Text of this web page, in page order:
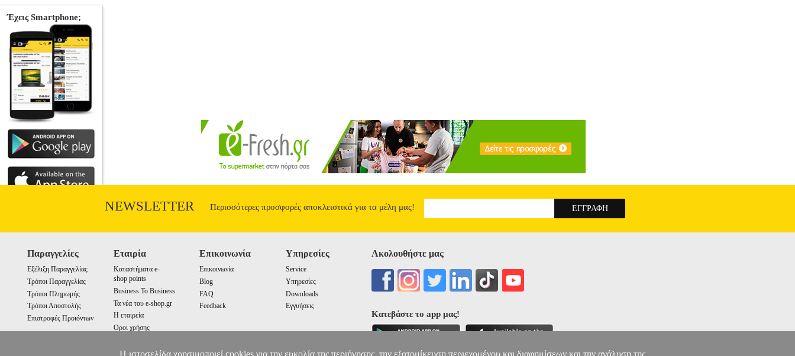
NEWSLETTER Περισσότερες προσφορές αποκλειστικά για τα μέλη μας!
Παραγγελίες
Εξέλιξη Παραγγελίας
Τρόποι Παραγγελίας
Τρόποι Πληρωμής
Τρόποι Αποστολής
Επιστροφές Προιόντων
Εταιρία
Καταστήματα e-
shop points
Business To Business
Τα νέα του e-shop.gr
Η εταιρεία
Οροι χρήσης
Επικοινωνία
Επικοινωνία
Blog
FAQ
Feedback
Υπηρεσίες
Service
Υπηρεσίες
Downloads
Εγγυήσεις
Ακολουθήστε μας
Κατεβάστε το app μας!